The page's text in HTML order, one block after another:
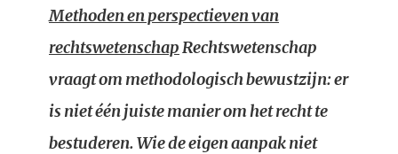
Methoden en perspectieven van
rechtswetenschapRechtswetenschap
vraagt om methodologisch bewustzijn: er
is niet één juiste manier om het recht te
bestuderen. Wie de eigen aanpak niet